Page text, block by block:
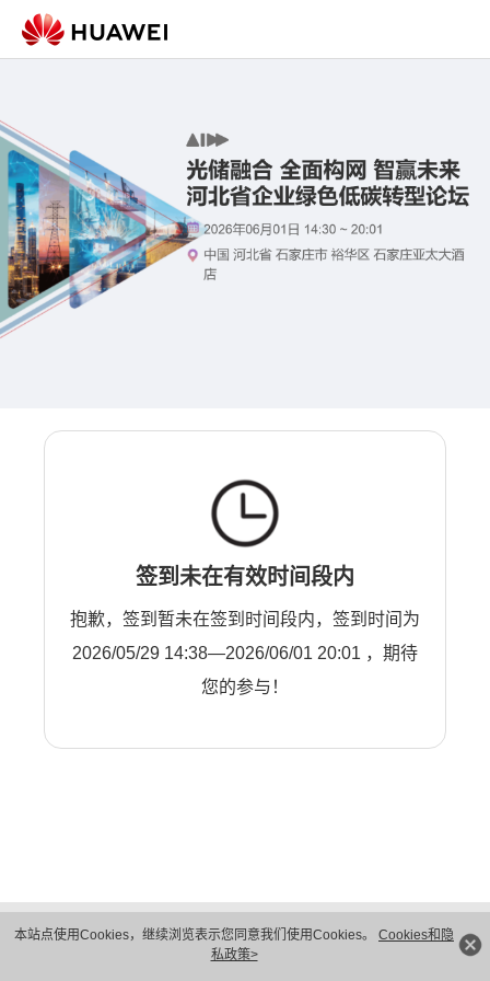
本站点使用Cookies，继续浏览表示您同意我们使用Cookies。 Cookies和隐
私政策>
签到未在有效时间段内
抱歉，签到暂未在签到时间段内，签到时间为
2026/05/29 14:38—2026/06/01 20:01 ，期待
您的参与！
隐私保护
法律声明